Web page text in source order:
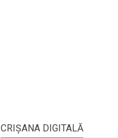
CRIŞANA DIGITALĂ